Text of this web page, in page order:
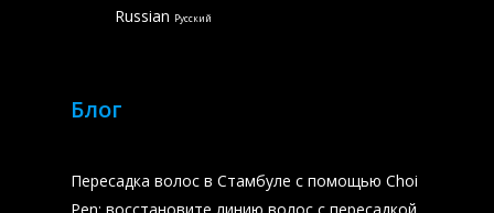
Russian Русский
Блог
Пересадка волос в Стамбуле с помощью Choi